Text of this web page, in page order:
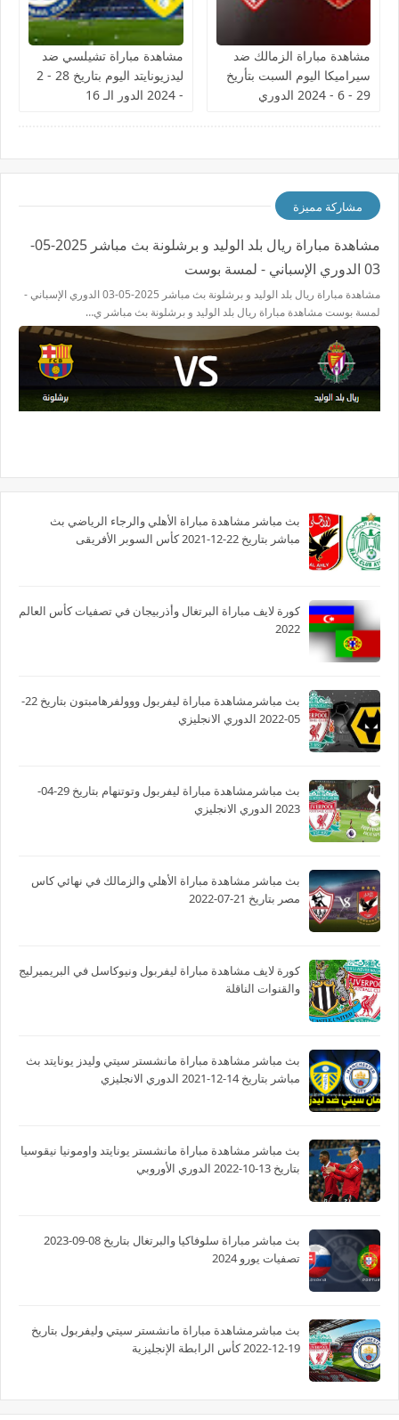
مشاهدة مباراة الزمالك ضد
سيراميكا اليوم السبت بتأريخ
29 - 6 - 2024 الدوري
مشاهدة مباراة تشيلسي ضد
ليدزيونايتد اليوم بتاريخ 28 - 2
- 2024 الدور الـ 16
مشاركة مميزة
مشاهدة مباراة ريال بلد الوليد و برشلونة بث مباشر 2025-05-
03 الدوري الإسباني - لمسة بوست
مشاهدة مباراة ريال بلد الوليد و برشلونة بث مباشر 2025-05-03 الدوري الإسباني -
لمسة بوست مشاهدة مباراة ريال بلد الوليد و برشلونة بث مباشر ي…
بث مباشر مشاهدة مباراة الأهلي والرجاء الرياضي بث
مباشر بتاريخ 22-12-2021 كأس السوبر الأفريقى
كورة لايف مباراة البرتغال وأذربيجان في تصفيات كأس العالم
2022
بث مباشرمشاهدة مباراة ليفربول ووولفرهامبتون بتاريخ 22-
05-2022 الدوري الانجليزي
بث مباشرمشاهدة مباراة ليفربول وتوتنهام بتاريخ 29-04-
2023 الدوري الانجليزي
بث مباشر مشاهدة مباراة الأهلي والزمالك في نهائي كاس
مصر بتاريخ 21-07-2022
كورة لايف مشاهدة مباراة ليفربول ونيوكاسل في البريميرليج
والقنوات الناقلة
بث مباشر مشاهدة مباراة مانشستر سيتي وليدز يونايتد بث
مباشر بتاريخ 14-12-2021 الدوري الانجليزي
بث مباشر مشاهدة مباراة مانشستر يونايتد واومونيا نيقوسيا
بتاريخ 13-10-2022 الدوري الأوروبي
بث مباشر مباراة سلوفاكيا والبرتغال بتاريخ 08-09-2023
تصفيات يورو 2024
بث مباشرمشاهدة مباراة مانشستر سيتي وليفربول بتاريخ
19-12-2022 كأس الرابطة الإنجليزية